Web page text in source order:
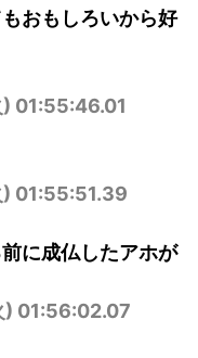
おもしろいから好
01:55:46.01
01:55:51.39
に成仏したアホが
01:56:02.07